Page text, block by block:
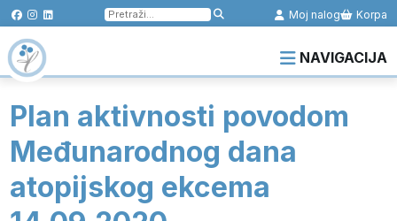
Pretraga
za:
Moj nalog Korpa
NAVIGACIJA
Plan aktivnosti povodom
Međunarodnog dana
atopijskog ekcema